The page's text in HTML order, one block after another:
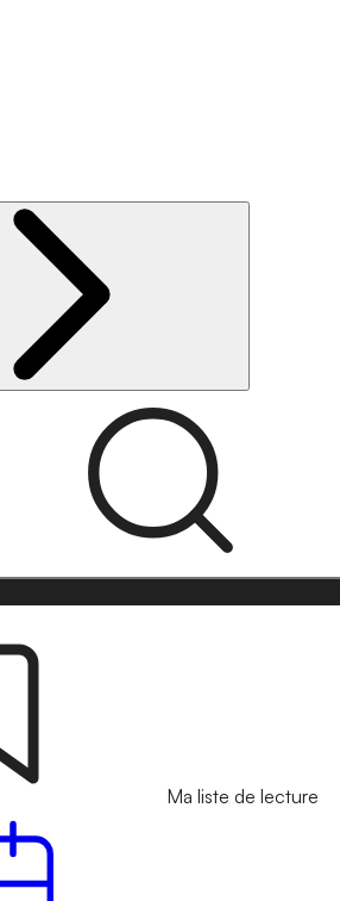
Ma liste de lecture